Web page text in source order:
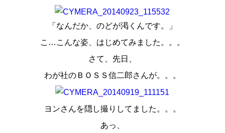
スタッフ紹介
お問い合わせ
「なんだか、のどが渇くんです。」
こ…こんな姿、はじめてみました。。。
さて、先日、
わが社のＢＯＳＳ信二郎さんが。。。
ヨンさんを隠し撮りしてました。。。
あっ、